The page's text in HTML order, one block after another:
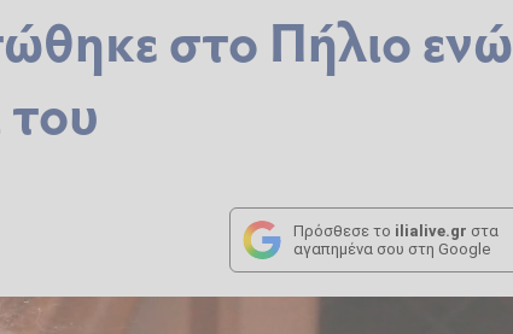
στο Πήλιο ενώ
του
Πρόσθεσε το ilialive.gr στα
αγαπημένα σου στη Google